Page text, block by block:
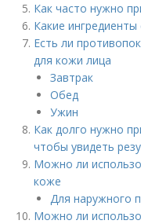
Как часто нужно
Какие
Есть ли
для кожи лица
Завтрак
Обед
Ужин
Как долго нужно
чтобы увидеть
Можно ли
коже
Для наружного
Можно ли